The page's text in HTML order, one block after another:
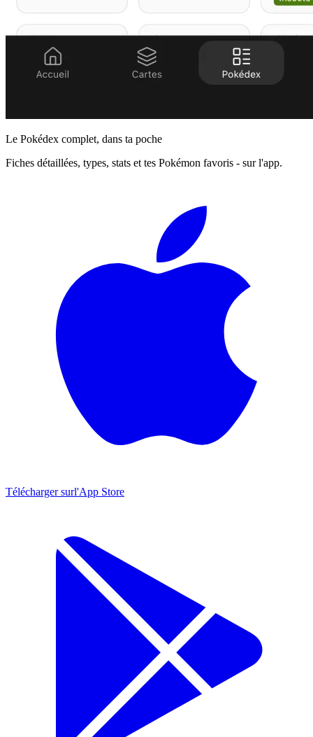
Le Pokédex complet, dans ta poche
Fiches détaillées, types, stats et tes Pokémon favoris - sur l'app.
Télécharger surl'App Store